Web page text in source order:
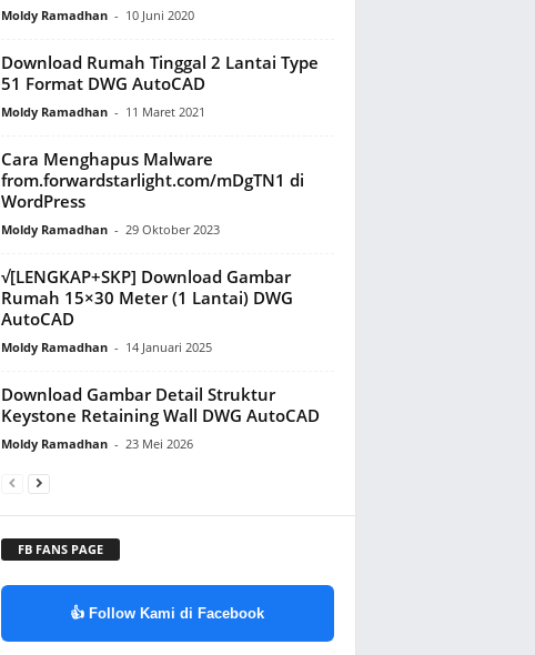
Moldy Ramadhan - 10 Juni 2020
Download Rumah Tinggal 2 Lantai Type
51 Format DWG AutoCAD
Moldy Ramadhan - 11 Maret 2021
Cara Menghapus Malware
from.forwardstarlight.com/mDgTN1 di
WordPress
Moldy Ramadhan - 29 Oktober 2023
√[LENGKAP+SKP] Download Gambar
Rumah 15×30 Meter (1 Lantai) DWG
AutoCAD
Moldy Ramadhan - 14 Januari 2025
Download Gambar Detail Struktur
Keystone Retaining Wall DWG AutoCAD
Moldy Ramadhan - 23 Mei 2026
FB FANS PAGE
👍 Follow Kami di Facebook